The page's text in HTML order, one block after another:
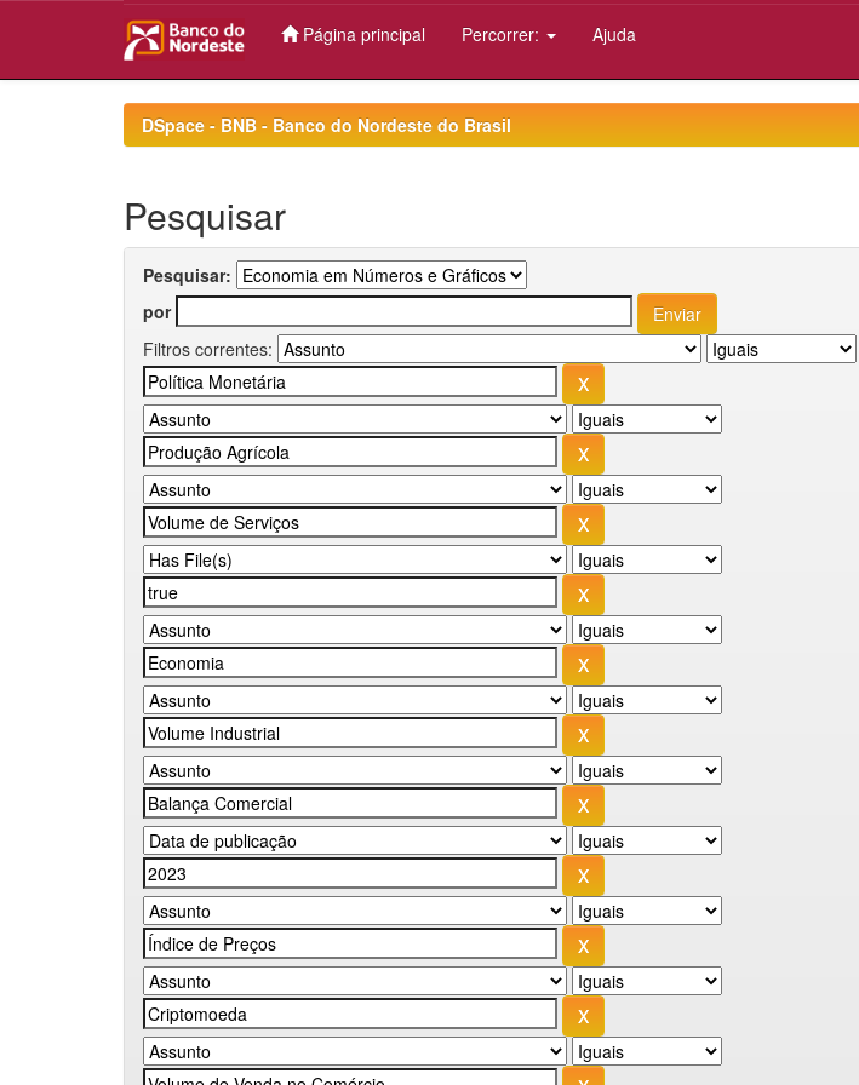
Página principal Percorrer: Ajuda
DSpace - BNB - Banco do Nordeste do Brasil
Pesquisar
Pesquisar:
por
Filtros correntes: